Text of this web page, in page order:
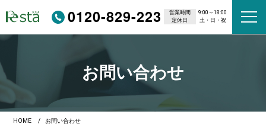
0120-829-223 営業時間
9:00～18:00
定休日
土・日・祝
お問い合わせ
HOME お問い合わせ